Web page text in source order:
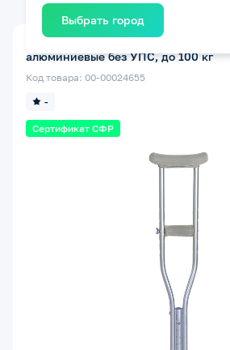
Выбрать город
Сертификат СФР
-
Код товара: 00-00024655
алюминиевые без УПС, до 100 кг